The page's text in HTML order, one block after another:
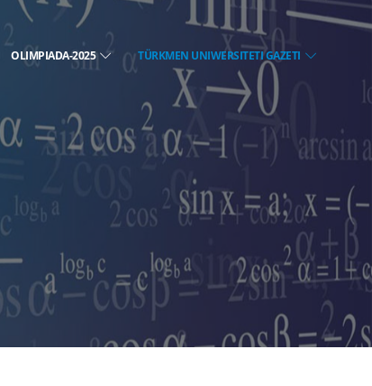
OLIMPIADA-2025 TÜRKMEN UNIWERSITETI GAZETI